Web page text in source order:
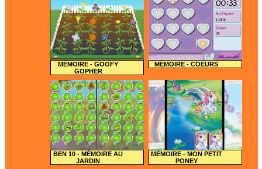
MÉMOIRE - GOOFY
GOPHER
MÉMOIRE - COEURS
BEN 10 - MÉMOIRE AU
JARDIN
MÉMOIRE - MON PETIT
PONEY